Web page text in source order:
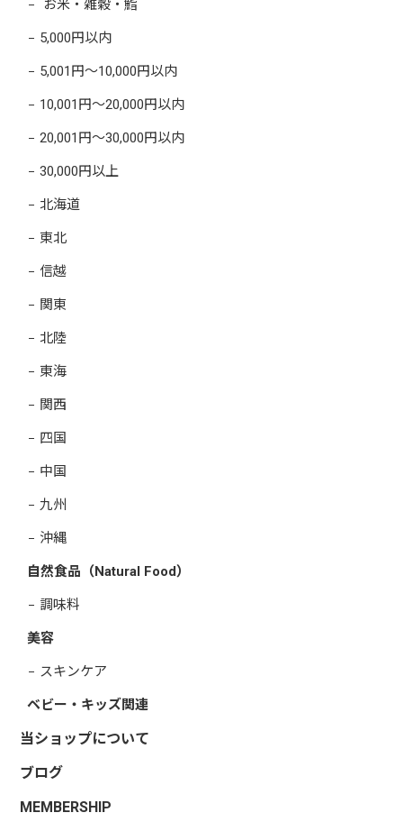
お米・雑穀・鮨
5,000円以内
5,001円～10,000円以内
10,001円～20,000円以内
20,001円～30,000円以内
30,000円以上
北海道
東北
信越
関東
北陸
東海
関西
四国
中国
九州
沖縄
自然食品（Natural Food）
調味料
美容
スキンケア
ベビー・キッズ関連
当ショップについて
ブログ
MEMBERSHIP